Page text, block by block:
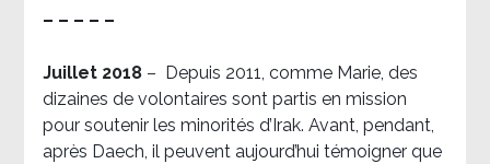
– – – – –
Juillet 2018 –
Depuis 2011, comme Marie, des
dizaines de volontaires sont partis en mission
pour soutenir les minorités d’Irak. Avant, pendant,
après Daech, il peuvent aujourd’hui témoigner que